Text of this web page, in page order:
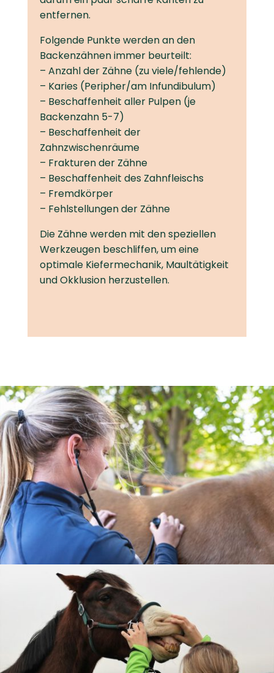
entfernen.
Folgende Punkte werden an den
Backenzähnen immer beurteilt:
– Anzahl der Zähne (zu viele/fehlende)
– Karies (Peripher/am Infundibulum)
– Beschaffenheit aller Pulpen (je
Backenzahn 5-7)
– Beschaffenheit der
Zahnzwischenräume
– Frakturen der Zähne
– Beschaffenheit des Zahnfleischs
– Fremdkörper
– Fehlstellungen der Zähne
Die Zähne werden mit den speziellen
Werkzeugen beschliffen, um eine
optimale Kiefermechanik, Maultätigkeit
und Okklusion herzustellen.